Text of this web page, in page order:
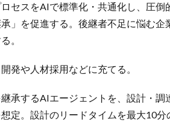
セスをAIで標準化・共通化し、圧
」を促進する。後継者不足に悩む
。
発や人材採用などに充てる。
承するAIエージェントを、設計・
定。設計のリードタイムを最大10